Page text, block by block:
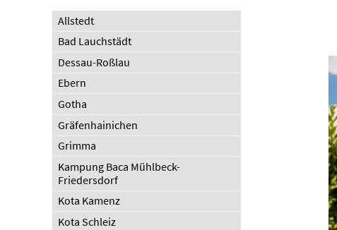
Allstedt
Bad Lauchstädt
Dessau-Roßlau
Ebern
Gotha
Gräfenhainichen
Grimma
Kampung Baca Mühlbeck-
Friedersdorf
Kota Kamenz
Kota Schleiz